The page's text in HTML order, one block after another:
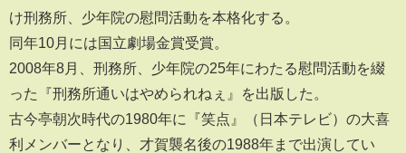
け刑務所、少年院の慰問活動を本格化する。
同年10月には国立劇場金賞受賞。
2008年8月、刑務所、少年院の25年にわたる慰問活動を綴
った『刑務所通いはやめられねぇ』を出版した。
古今亭朝次時代の1980年に『笑点』（日本テレビ）の大喜
利メンバーとなり、才賀襲名後の1988年まで出演してい